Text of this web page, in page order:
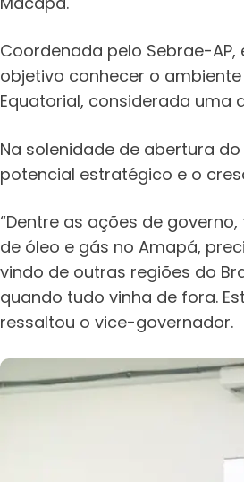
Coordenada pelo Sebrae-
objetivo conhecer o
Equatorial, considerada uma
Na solenidade de abertura
potencial estratégico e o
“Dentre as ações de
de óleo e gás no Amapá,
vindo de outras regiões do
quando tudo vinha de fora.
ressaltou o vice-governador.